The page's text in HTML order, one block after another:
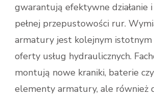
gwarantują efektywne działanie
pełnej przepustowości rur.
armatury jest kolejnym
oferty usług hydraulicznych.
montują nowe kraniki, baterie
elementy armatury, ale również